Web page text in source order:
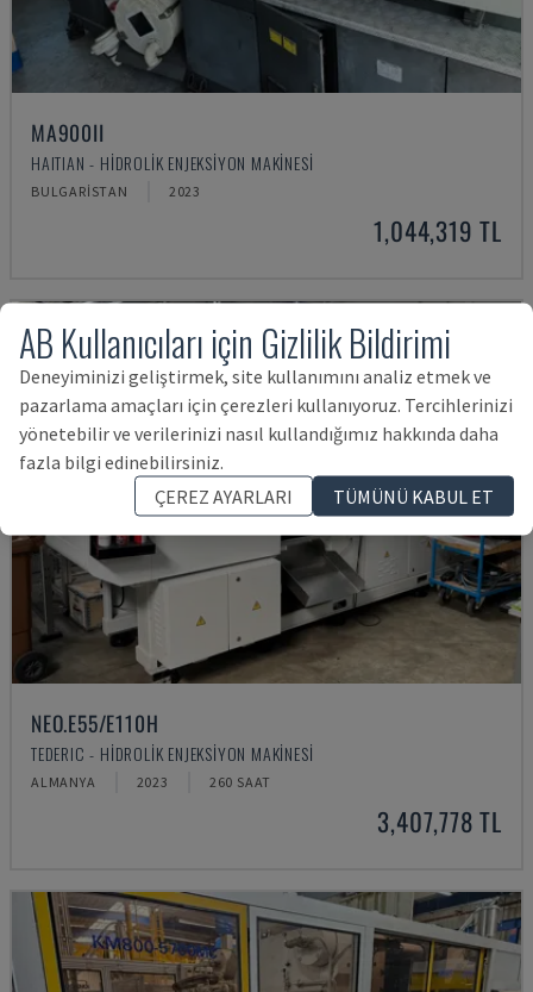
MA900ІІ
HAITIAN - HIDROLIK ENJEKSIYON MAKINESI
BULGARISTAN 2023
1,044,319 TL
NEO.E55/E110H
TEDERIC - HIDROLIK ENJEKSIYON MAKINESI
ALMANYA 2023 260 SAAT
3,407,778 TL
AB Kullanıcıları için Gizlilik Bildirimi
Deneyiminizi geliştirmek, site kullanımını analiz etmek ve
pazarlama amaçları için çerezleri kullanıyoruz. Tercihlerinizi
yönetebilir ve verilerinizi nasıl kullandığımız hakkında daha
fazla bilgi edinebilirsiniz.
ÇEREZ AYARLARI
TÜMÜNÜ KABUL ET